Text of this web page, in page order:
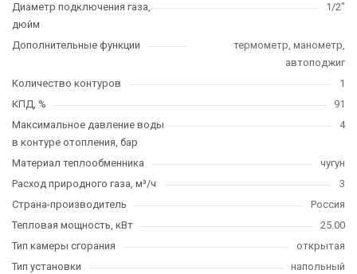
Диаметр подключения газа,
дюйм
1/2"
Дополнительные функции
термометр, манометр,
автоподжиг
Количество контуров
1
КПД, %
91
Максимальное давление воды
в контуре отопления, бар
4
Материал теплообменника
чугун
Расход природного газа, м³/ч
3
Страна-производитель
Россия
Тепловая мощность, кВт
25.00
Тип камеры сгорания
открытая
Тип установки
напольный